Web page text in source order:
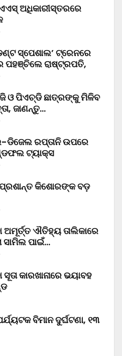
ଅଧିକାରୀସ୍ତରରେ
ସ୍ପେଶାଲ’ ଟ୍ରେନରେ
ପହଞ୍ଚିଲେ ରାଷ୍ଟ୍ରପତି,
ଓ ପିଏଚ୍‌ଡି ଛାତ୍ରଙ୍କୁ ମିଳିବ
ଜାଣନ୍ତୁ…
ଡିଜେଲ ରପ୍ତାନି ଉପରେ
ଟ୍ୟାକ୍ସ
କିଶୋରଙ୍କ ବଡ଼
ଐତିହ୍ୟ ତାଲିକାରେ
ସାମିଲ ପାଇଁ…
କାରଖାନାରେ ଭୟାବହ
ବିମାନ ଦୁର୍ଘଟଣା, ୧୩